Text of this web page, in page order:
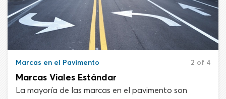
Marcas en el Pavimento 2 of 4
Marcas Viales Estándar
La mayoría de las marcas en el pavimento son